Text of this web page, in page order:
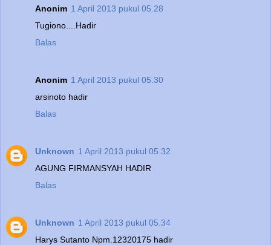
Anonim 1 April 2013 pukul 05.28
Tugiono....Hadir
Balas
Anonim 1 April 2013 pukul 05.30
arsinoto hadir
Balas
Unknown 1 April 2013 pukul 05.32
AGUNG FIRMANSYAH HADIR
Balas
Unknown 1 April 2013 pukul 05.34
Harys Sutanto Npm.12320175 hadir